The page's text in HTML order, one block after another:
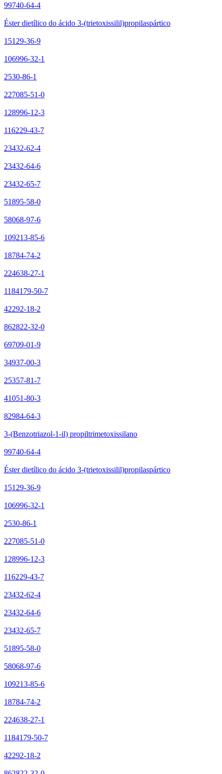
99740-64-4
Éster dietílico do ácido 3-(trietoxissilil)propilaspártico
15129-36-9
106996-32-1
2530-86-1
227085-51-0
128996-12-3
116229-43-7
23432-62-4
23432-64-6
23432-65-7
51895-58-0
58068-97-6
109213-85-6
18784-74-2
224638-27-1
1184179-50-7
42292-18-2
862822-32-0
69709-01-9
34937-00-3
25357-81-7
41051-80-3
82984-64-3
3-(Benzotriazol-1-il) propiltrimetoxissilano
99740-64-4
Éster dietílico do ácido 3-(trietoxissilil)propilaspártico
15129-36-9
106996-32-1
2530-86-1
227085-51-0
128996-12-3
116229-43-7
23432-62-4
23432-64-6
23432-65-7
51895-58-0
58068-97-6
109213-85-6
18784-74-2
224638-27-1
1184179-50-7
42292-18-2